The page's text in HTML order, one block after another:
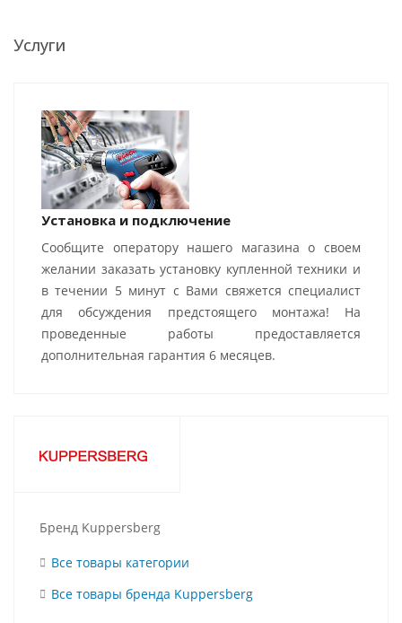
Услуги
Установка и подключение
Сообщите оператору нашего магазина о своем
желании заказать установку купленной техники и
в течении 5 минут с Вами свяжется специалист
для обсуждения предстоящего монтажа! На
проведенные работы предоставляется
дополнительная гарантия 6 месяцев.
Бренд Kuppersberg
Все товары категории
Все товары бренда Kuppersberg